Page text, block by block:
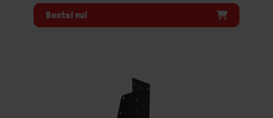
Bestel nu!